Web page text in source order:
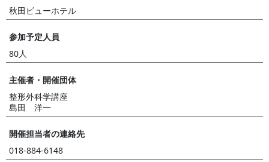
秋田ビューホテル
参加予定人員
80人
主催者・開催団体
整形外科学講座
島田 洋一
開催担当者の連絡先
018-884-6148